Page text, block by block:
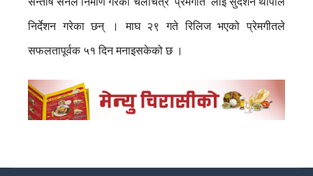
निर्देशन गरेका छन् । माघ २९ गते रिलिज भएको प्रेमगीतले
सफलतापूर्वक ५१ दिन मनाइसकेको छ ।